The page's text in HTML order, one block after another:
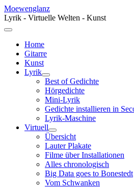
Moewenglanz
Lyrik - Virtuelle Welten - Kunst
Home
Gitarre
Kunst
Lyrik
Best of Gedichte
Hörgedichte
Mini-Lyrik
Gedichte installieren in
Lyrik-Maschine
Virtuell
Übersicht
Lauter Plakate
Filme über Installationen
Alles chronologisch
Big Data goes to Bonestedt
Vom Schwanken